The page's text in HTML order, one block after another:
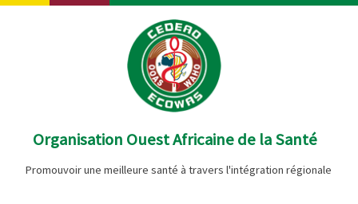
Aller
Organisation Ouest Africaine de la Santé
Promouvoir une meilleure santé à travers l'intégration régionale